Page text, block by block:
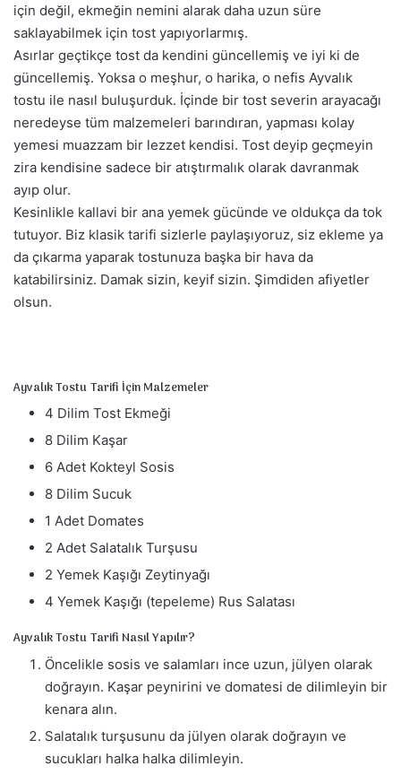
p
o
s
t
a
g
ö
n
r
m
e
için değil, ekmeğin nemini alarak daha uzun süre
saklayabilmek için tost yapıyorlarmış.
Asırlar geçtikçe tost da kendini güncellemiş ve iyi ki de
güncellemiş. Yoksa o meşhur, o harika, o nefis Ayvalık
tostu ile nasıl buluşurduk. İçinde bir tost severin arayacağı
neredeyse tüm malzemeleri barındıran, yapması kolay
yemesi muazzam bir lezzet kendisi. Tost deyip geçmeyin
zira kendisine sadece bir atıştırmalık olarak davranmak
ayıp olur.
Kesinlikle kallavi bir ana yemek gücünde ve oldukça da tok
tutuyor. Biz klasik tarifi sizlerle paylaşıyoruz, siz ekleme ya
da çıkarma yaparak tostunuza başka bir hava da
katabilirsiniz. Damak sizin, keyif sizin. Şimdiden afiyetler
olsun.
Ayvalık Tostu Tarifi İçin Malzemeler
4 Dilim Tost Ekmeği
8 Dilim Kaşar
6 Adet Kokteyl Sosis
8 Dilim Sucuk
1 Adet Domates
2 Adet Salatalık Turşusu
2 Yemek Kaşığı Zeytinyağı
4 Yemek Kaşığı (tepeleme) Rus Salatası
Ayvalık Tostu Tarifi Nasıl Yapılır?
Öncelikle sosis ve salamları ince uzun, jülyen olarak
doğrayın. Kaşar peynirini ve domatesi de dilimleyin bir
kenara alın.
Salatalık turşusunu da jülyen olarak doğrayın ve
sucukları halka halka dilimleyin.